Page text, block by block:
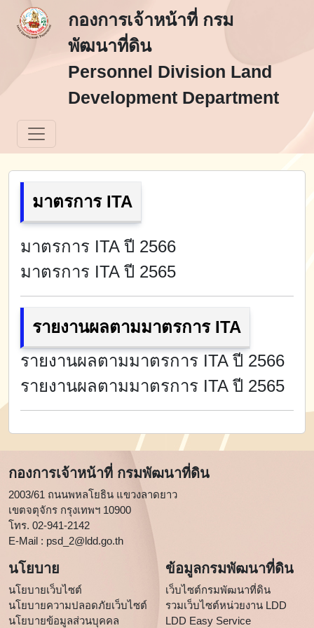
กองการเจ้าหน้าที่ กรม
พัฒนาที่ดิน
Personnel Division Land
Development Department
มาตรการ ITA
มาตรการ ITA ปี 2566
มาตรการ ITA ปี 2565
รายงานผลตามมาตรการ ITA
รายงานผลตามมาตรการ ITA ปี 2566
รายงานผลตามมาตรการ ITA ปี 2565
กองการเจ้าหน้าที่ กรมพัฒนาที่ดิน
2003/61 ถนนพหลโยธิน แขวงลาดยาว
เขตจตุจักร กรุงเทพฯ 10900
โทร. 02-941-2142
E-Mail : psd_2@ldd.go.th
นโยบาย
นโยบายเว็บไซต์
นโยบายความปลอดภัยเว็บไซต์
นโยบายข้อมูลส่วนบุคคล
ข้อมูลกรมพัฒนาที่ดิน
เว็บไซต์กรมพัฒนาที่ดิน
รวมเว็บไซต์หน่วยงาน LDD
LDD Easy Service